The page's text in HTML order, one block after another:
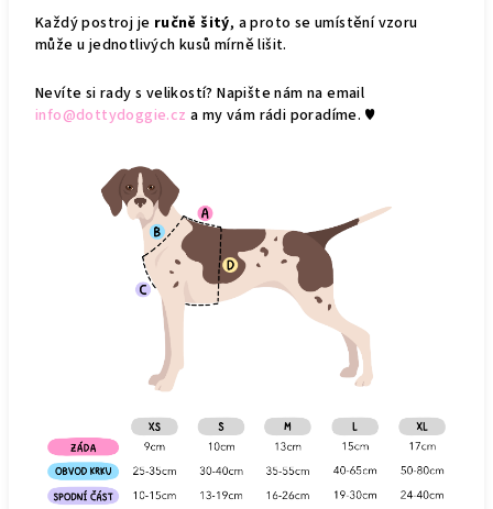
Každý postroj je ručně šitý, a proto se umístění vzoru
může u jednotlivých kusů mírně lišit.
Nevíte si rady s velikostí? Napište nám na email
info@dottydoggie.cz a my vám rádi poradíme. ♥